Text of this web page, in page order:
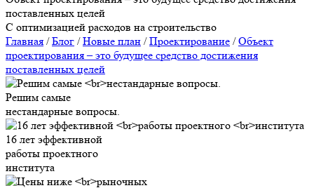
поставленных целей
С оптимизацией расходов на строительство
Главная /Блог /Новые план /Проектирование /Объект
проектирования – это будущее средство достижения
поставленных целей
Решим самые
нестандарные вопросы.
16 лет эффективной
работы проектного
института